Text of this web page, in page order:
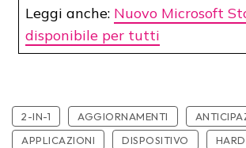
Leggi anche: Nuovo Microsoft
disponibile per tutti
2-IN-1 AGGIORNAMENTI
APPLICAZIONI
DISPOSITIVO